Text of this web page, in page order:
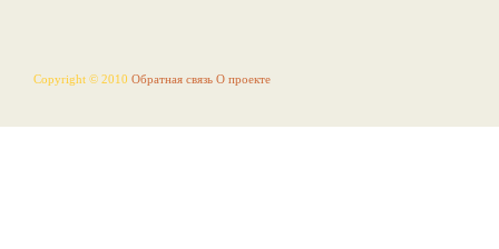
Copyright © 2010 Обратная связь О проекте